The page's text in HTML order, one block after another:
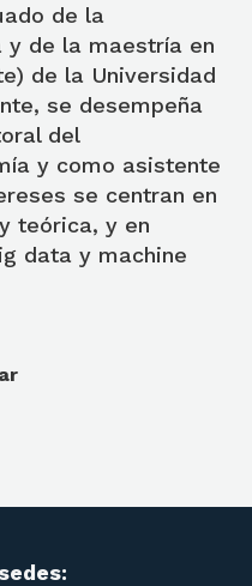
de la
y de la maestría en
de la Universidad
se desempeña
del
y como asistente
se centran en
teórica, y en
data y machine